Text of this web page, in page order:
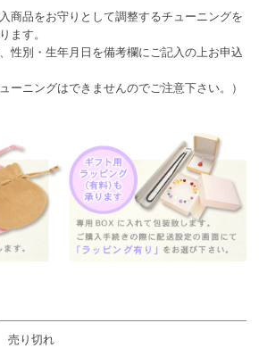
商品をお守りとして調整するチューニングを
ます。
性別・生年月日を備考欄にご記入の上お申込
ーニングはできませんのでご注意下さい。）
売り切れ